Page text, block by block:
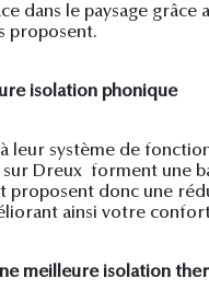
dans le paysage grâce
proposent.
isolation phonique
leur système de
Dreux forment une
proposent donc une
ainsi votre
meilleure isolation